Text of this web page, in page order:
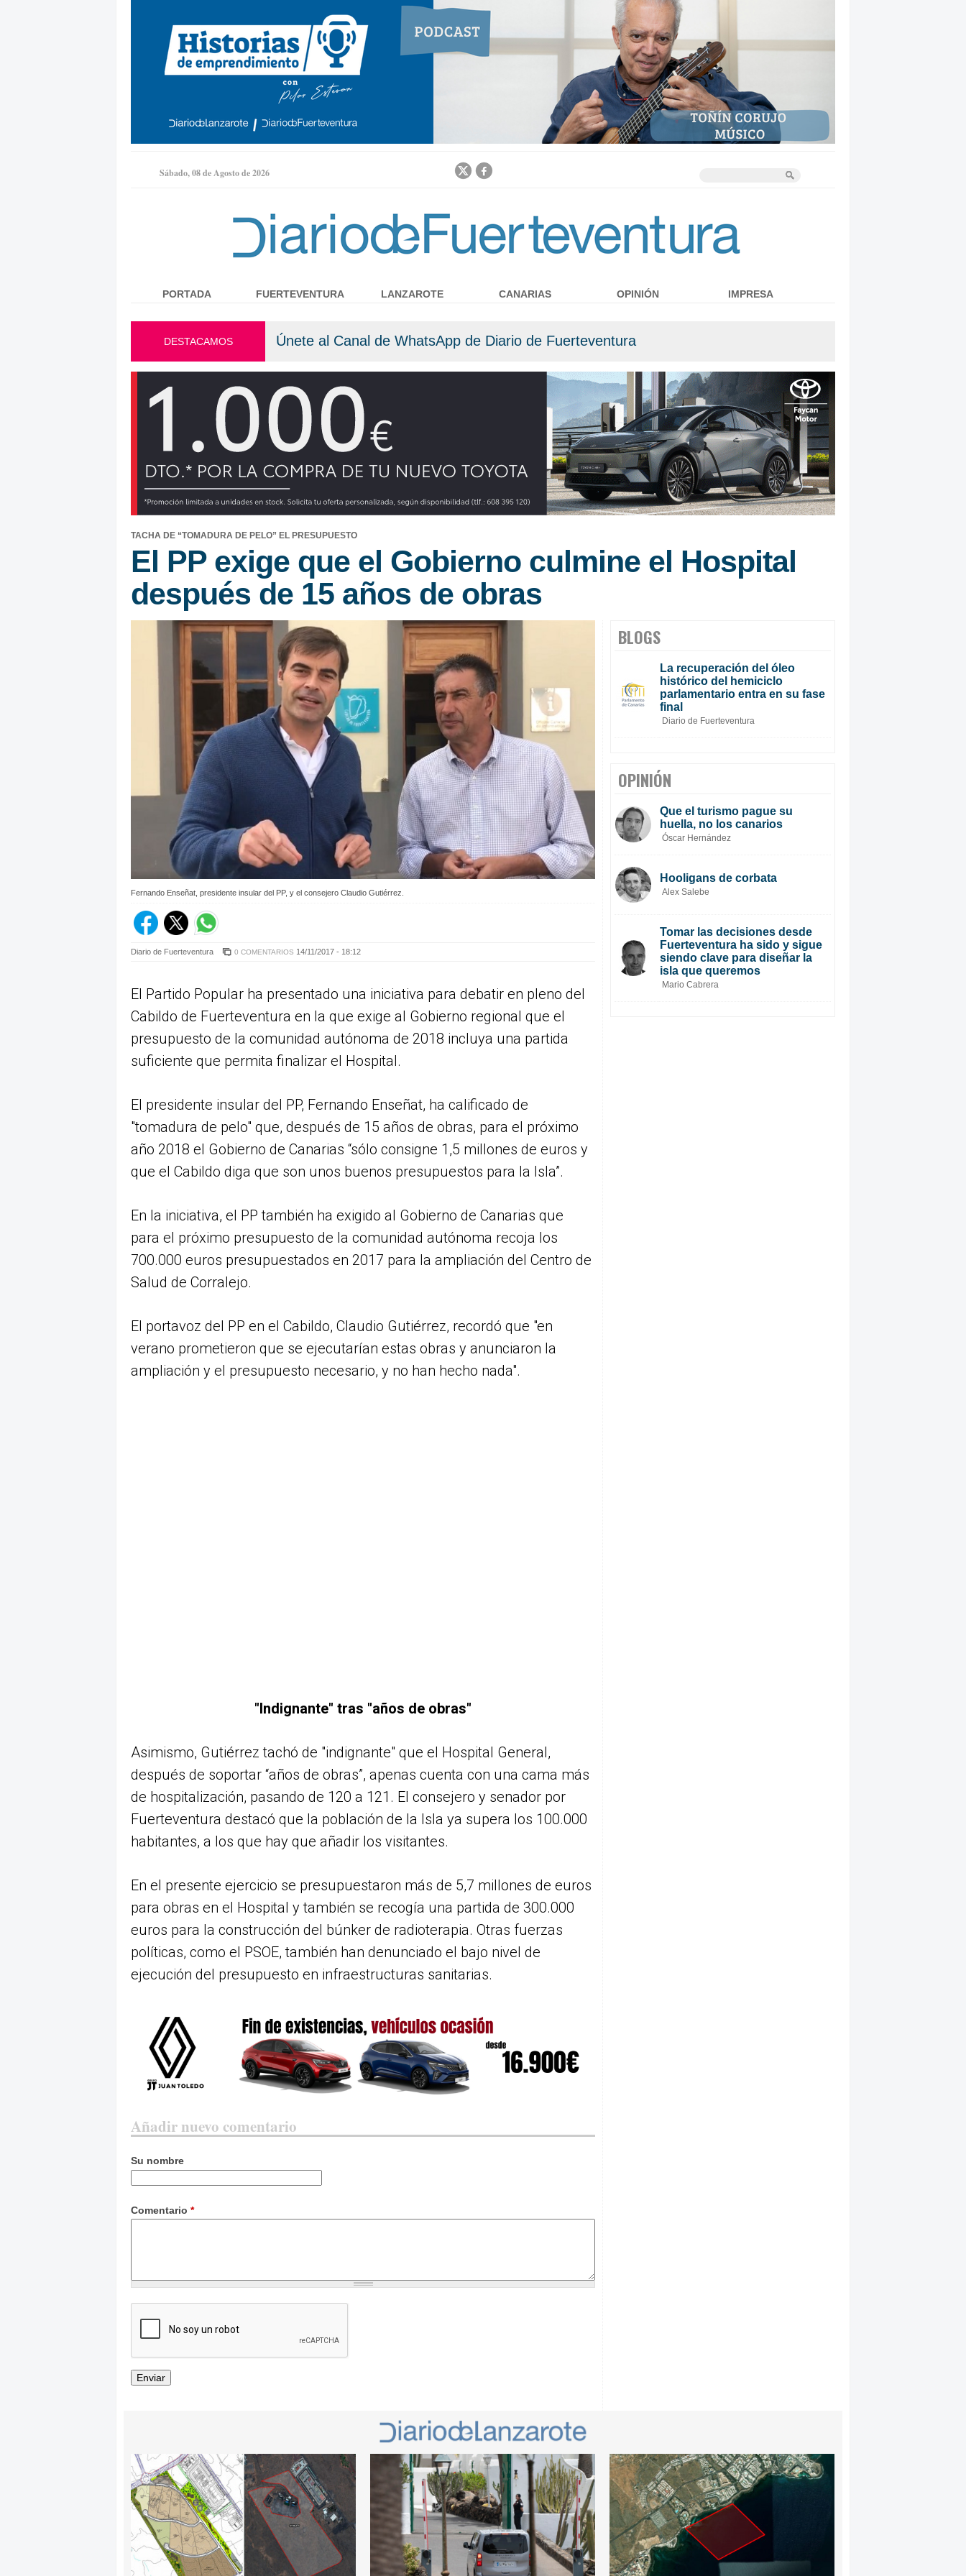
Jump to navigation
Sábado, 08 de Agosto de 2026
DESTACAMOS Únete al Canal de WhatsApp de Diario de Fuerteventura
TACHA DE “TOMADURA DE PELO” EL PRESUPUESTO
El PP exige que el Gobierno culmine el Hospital
después de 15 años de obras
Fernando Enseñat, presidente insular del PP, y el consejero Claudio Gutiérrez.
Diario de Fuerteventura 0 COMENTARIOS 14/11/2017 - 18:12
El Partido Popular ha presentado una iniciativa para debatir en pleno del
Cabildo de Fuerteventura en la que exige al Gobierno regional que el
presupuesto de la comunidad autónoma de 2018 incluya una partida
suficiente que permita finalizar el Hospital.
El presidente insular del PP, Fernando Enseñat, ha calificado de
"tomadura de pelo" que, después de 15 años de obras, para el próximo
año 2018 el Gobierno de Canarias “sólo consigne 1,5 millones de euros y
que el Cabildo diga que son unos buenos presupuestos para la Isla”.
En la iniciativa, el PP también ha exigido al Gobierno de Canarias que
para el próximo presupuesto de la comunidad autónoma recoja los
700.000 euros presupuestados en 2017 para la ampliación del Centro de
Salud de Corralejo.
El portavoz del PP en el Cabildo, Claudio Gutiérrez, recordó que "en
verano prometieron que se ejecutarían estas obras y anunciaron la
ampliación y el presupuesto necesario, y no han hecho nada".
"Indignante" tras "años de obras"
Asimismo, Gutiérrez tachó de "indignante" que el Hospital General,
después de soportar “años de obras”, apenas cuenta con una cama más
de hospitalización, pasando de 120 a 121. El consejero y senador por
Fuerteventura destacó que la población de la Isla ya supera los 100.000
habitantes, a los que hay que añadir los visitantes.
En el presente ejercicio se presupuestaron más de 5,7 millones de euros
para obras en el Hospital y también se recogía una partida de 300.000
euros para la construcción del búnker de radioterapia. Otras fuerzas
políticas, como el PSOE, también han denunciado el bajo nivel de
ejecución del presupuesto en infraestructuras sanitarias.
Añadir nuevo comentario
Su nombre
Comentario *
PORTADA FUERTEVENTURA LANZAROTE CANARIAS OPINIÓN IMPRESA
BLOGS
La recuperación del óleo
histórico del hemiciclo
parlamentario entra en su fase
final
Diario de Fuerteventura
OPINIÓN
Que el turismo pague su
huella, no los canarios
Óscar Hernández
Hooligans de corbata
Alex Salebe
Tomar las decisiones desde
Fuerteventura ha sido y sigue
siendo clave para diseñar la
isla que queremos
Mario Cabrera